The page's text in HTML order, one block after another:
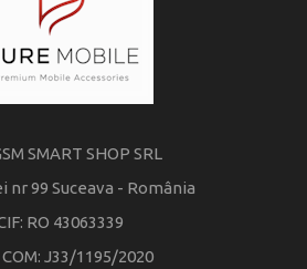
SMART SHOP SRL
nr 99 Suceava - România
RO 43063339
COM: J33/1195/2020